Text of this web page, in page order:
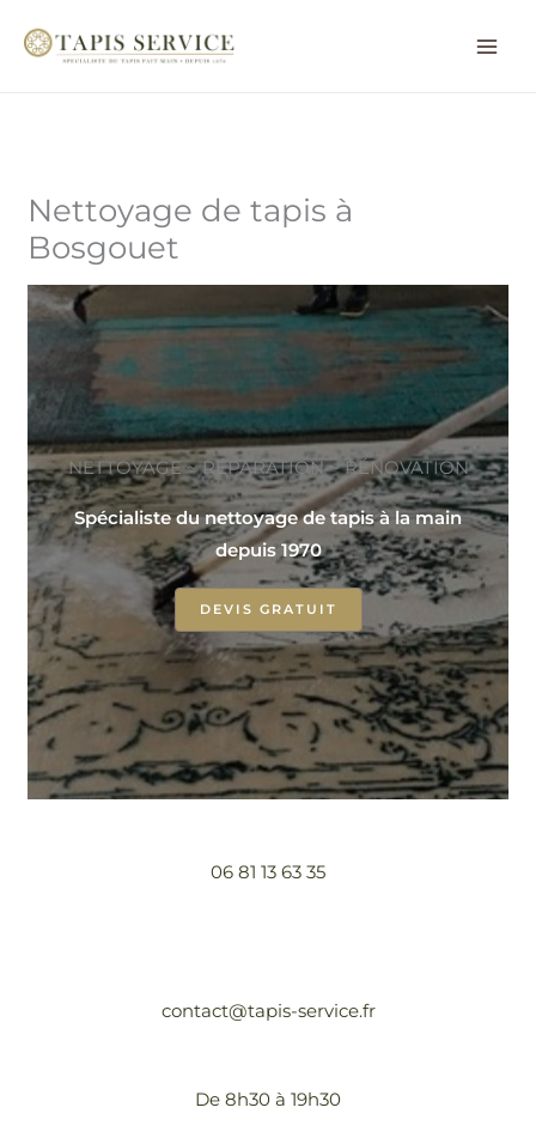
Nettoyage de tapis à
Bosgouet
NETTOYAGE ~ RÉPARATION ~ RÉNOVATION
Spécialiste du nettoyage de tapis à la main
depuis 1970
DEVIS GRATUIT
06 81 13 63 35
contact@tapis-service.fr
De 8h30 à 19h30